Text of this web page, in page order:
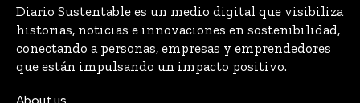
Diario Sustentable es un medio digital que visibiliza
historias, noticias e innovaciones en sostenibilidad,
conectando a personas, empresas y emprendedores
que están impulsando un impacto positivo.